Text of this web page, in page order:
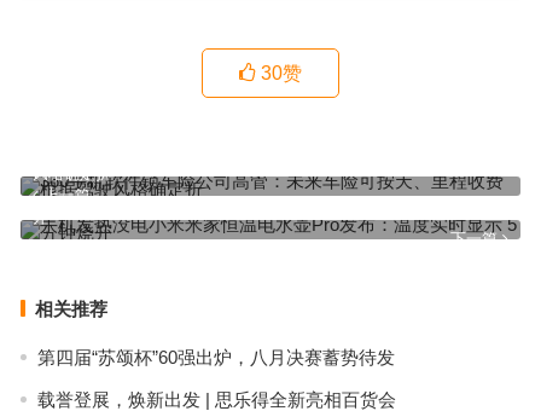
30赞
上一篇
风格确定折
下一篇
手机发热没电小米米家恒温电水壶Pro发布：温度实时显示 5分钟烧
开
相关推荐
第四届“苏颂杯”60强出炉，八月决赛蓄势待发
载誉登展，焕新出发 | 思乐得全新亮相百货会